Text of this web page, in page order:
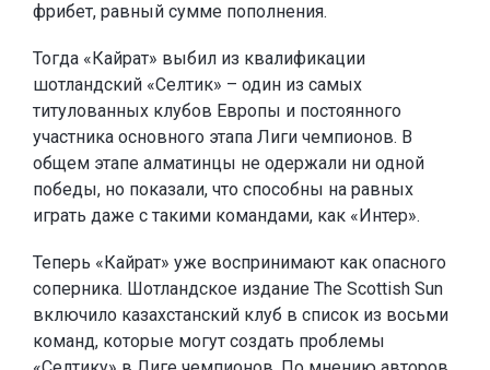
фрибет, равный сумме пополнения.
Тогда «Кайрат» выбил из квалификации
шотландский «Селтик» – один из самых
титулованных клубов Европы и постоянного
участника основного этапа Лиги чемпионов. В
общем этапе алматинцы не одержали ни одной
победы, но показали, что способны на равных
играть даже с такими командами, как «Интер».
Теперь «Кайрат» уже воспринимают как опасного
соперника. Шотландское издание The Scottish Sun
включило казахстанский клуб в список из восьми
команд, которые могут создать проблемы